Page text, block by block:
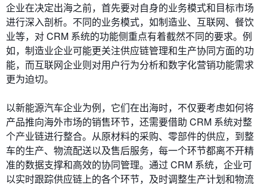
企业在决定出海之前，首先要对自身的业务模式和目标市场
进行深入剖析。不同的业务模式，如制造业、互联网、餐饮
业等，对 CRM 系统的功能侧重点有着截然不同的要求。例
如，制造业企业可能更关注供应链管理和生产协同方面的功
能，而互联网企业则对用户行为分析和数字化营销功能需求
更为迫切。
以新能源汽车企业为例，它们在出海时，不仅要考虑如何将
产品推向海外市场的销售环节，还需要借助 CRM 系统对整
个产业链进行整合。从原材料的采购、零部件的供应，到整
车的生产、物流配送以及售后服务，每一个环节都离不开精
准的数据支撑和高效的协同管理。通过 CRM 系统，企业可
以实时跟踪供应链上的各个环节，及时调整生产计划和物流